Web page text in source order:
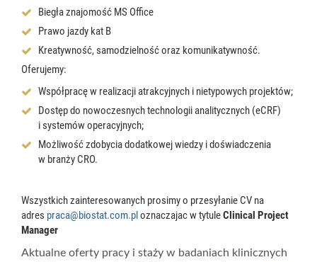
Biegła znajomość MS Office
Prawo jazdy kat B
Kreatywność, samodzielność oraz komunikatywność.
Oferujemy:
Współpracę w realizacji atrakcyjnych i nietypowych projektów;
Dostęp do nowoczesnych technologii analitycznych (eCRF)
i systemów operacyjnych;
Możliwość zdobycia dodatkowej wiedzy i doświadczenia
w branży CRO.
Wszystkich zainteresowanych prosimy o przesyłanie CV na
adres praca@biostat.com.ploznaczajac w tytuleClinical Project
Manager
Aktualne oferty pracy i staży w badaniach klinicznych